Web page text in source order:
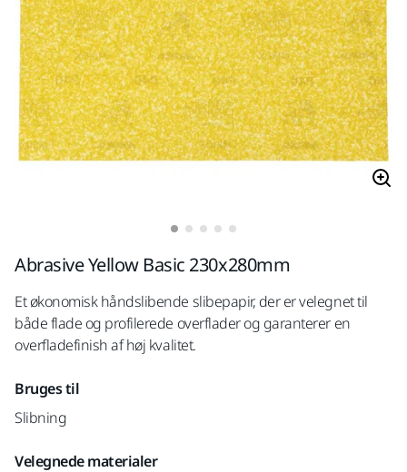
Abrasive Yellow Basic 230x280mm
Et økonomisk håndslibende slibepapir, der er velegnet til
både flade og profilerede overflader og garanterer en
overfladefinish af høj kvalitet.
Bruges til
Slibning
Velegnede materialer